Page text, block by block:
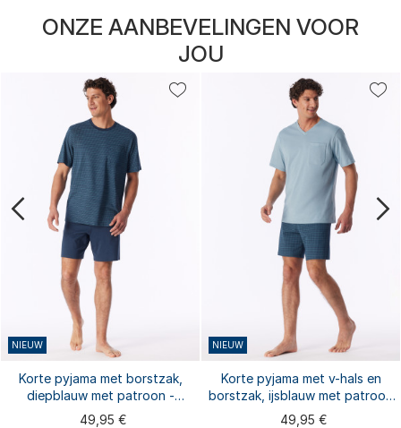
ONZE AANBEVELINGEN VOOR
JOU
NIEUW
Korte pyjama met borstzak,
diepblauw met patroon -
Comfort Essentials
49,95 €
NIEUW
Korte pyjama met v-hals en
borstzak, ijsblauw met patroon
- Comfort Essentials
49,95 €